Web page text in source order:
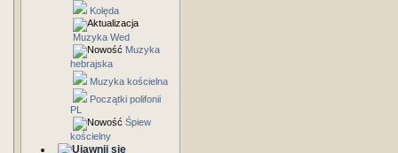
Kolęda
Muzyka Wed
Muzyka
hebrajska
Muzyka kościelna
Początki polifonii
PL
Śpiew
kościelny